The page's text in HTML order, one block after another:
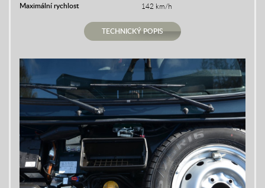
Maximální rychlost 142 km/h
TECHNICKÝ POPIS